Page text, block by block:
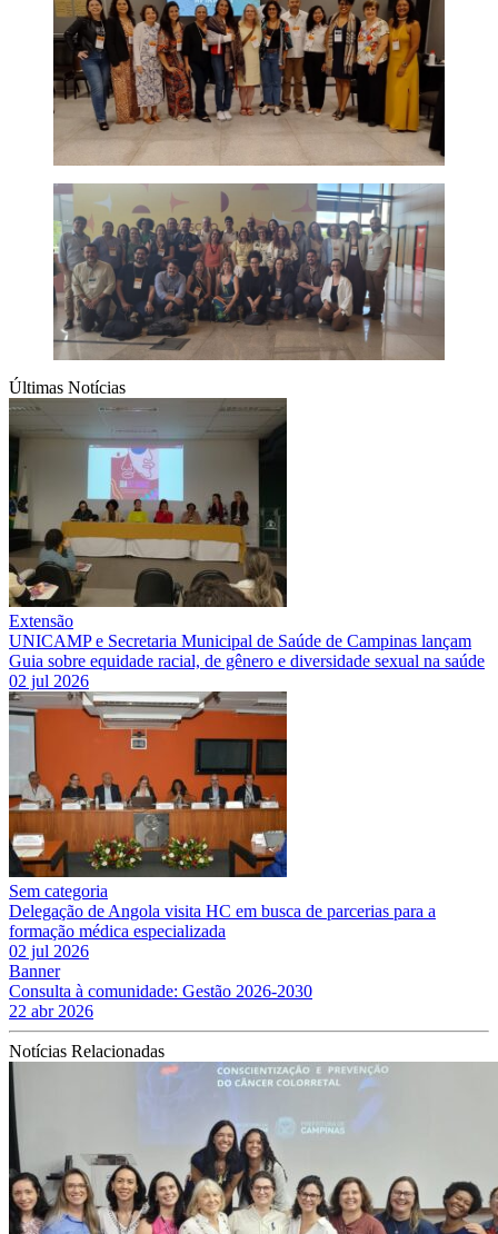
Últimas Notícias
Extensão
UNICAMP e Secretaria Municipal de Saúde de Campinas lançam
Guia sobre equidade racial, de gênero e diversidade sexual na saúde
02 jul 2026
Sem categoria
Delegação de Angola visita HC em busca de parcerias para a
formação médica especializada
02 jul 2026
Banner
Consulta à comunidade: Gestão 2026-2030
22 abr 2026
Notícias Relacionadas